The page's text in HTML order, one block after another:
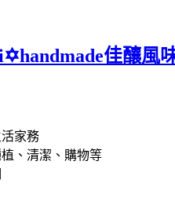
佳釀風
家務
、清潔、購物等